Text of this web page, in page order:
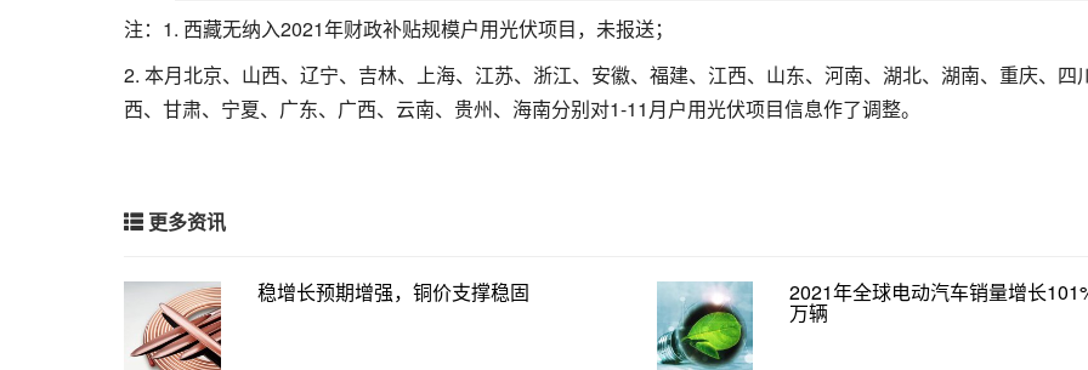
注：1. 西藏无纳入2021年财政补贴规模户用光伏项目，未报送；
2. 本月北京、山西、辽宁、吉林、上海、江苏、浙江、安徽、福建、江西、山东、河南、湖北、湖南、重庆、四
西、甘肃、宁夏、广东、广西、云南、贵州、海南分别对1-11月户用光伏项目信息作了调整。
更多资讯
稳增长预期增强，铜价支撑稳固 2021年全球电动汽车销量增长
万辆